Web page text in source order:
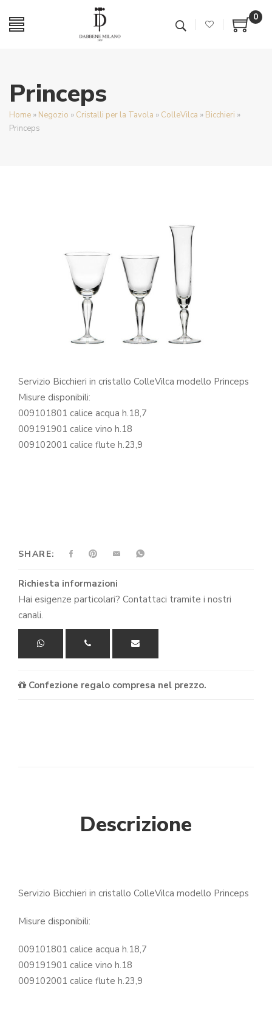
0
Princeps
Home » Negozio » Cristalli per la Tavola » ColleVilca » Bicchieri »
Princeps
Servizio Bicchieri in cristallo ColleVilca modello Princeps
Misure disponibili:
009101801 calice acqua h.18,7
009191901 calice vino h.18
009102001 calice flute h.23,9
SHARE:
Richiesta informazioni
Hai esigenze particolari? Contattaci tramite i nostri
canali.
Confezione regalo compresa nel prezzo.
Descrizione
Servizio Bicchieri in cristallo ColleVilca modello Princeps
Misure disponibili:
009101801 calice acqua h.18,7
009191901 calice vino h.18
009102001 calice flute h.23,9